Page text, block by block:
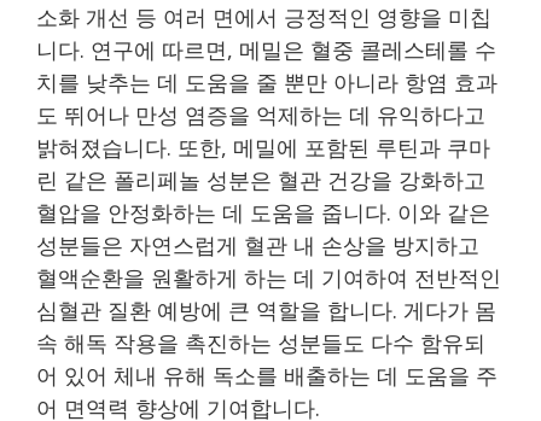
소화 개선 등 여러 면에서 긍정적인 영향을 미칩
니다. 연구에 따르면, 메밀은 혈중 콜레스테롤 수
치를 낮추는 데 도움을 줄 뿐만 아니라 항염 효과
도 뛰어나 만성 염증을 억제하는 데 유익하다고
밝혀졌습니다. 또한, 메밀에 포함된 루틴과 쿠마
린 같은 폴리페놀 성분은 혈관 건강을 강화하고
혈압을 안정화하는 데 도움을 줍니다. 이와 같은
성분들은 자연스럽게 혈관 내 손상을 방지하고
혈액순환을 원활하게 하는 데 기여하여 전반적인
심혈관 질환 예방에 큰 역할을 합니다. 게다가 몸
속 해독 작용을 촉진하는 성분들도 다수 함유되
어 있어 체내 유해 독소를 배출하는 데 도움을 주
어 면역력 향상에 기여합니다.